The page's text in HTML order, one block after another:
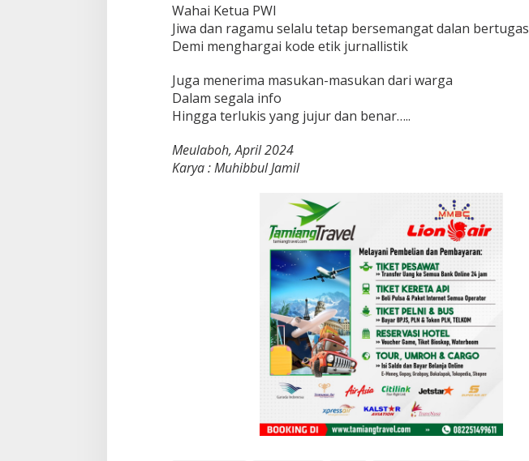
Wahai Ketua PWI
Jiwa dan ragamu selalu tetap bersemangat dalan bertugas
Demi menghargai kode etik jurnallistik
Juga menerima masukan-masukan dari warga
Dalam segala info
Hingga terlukis yang jujur dan benar…..
Meulaboh, April 2024
Karya : Muhibbul Jamil